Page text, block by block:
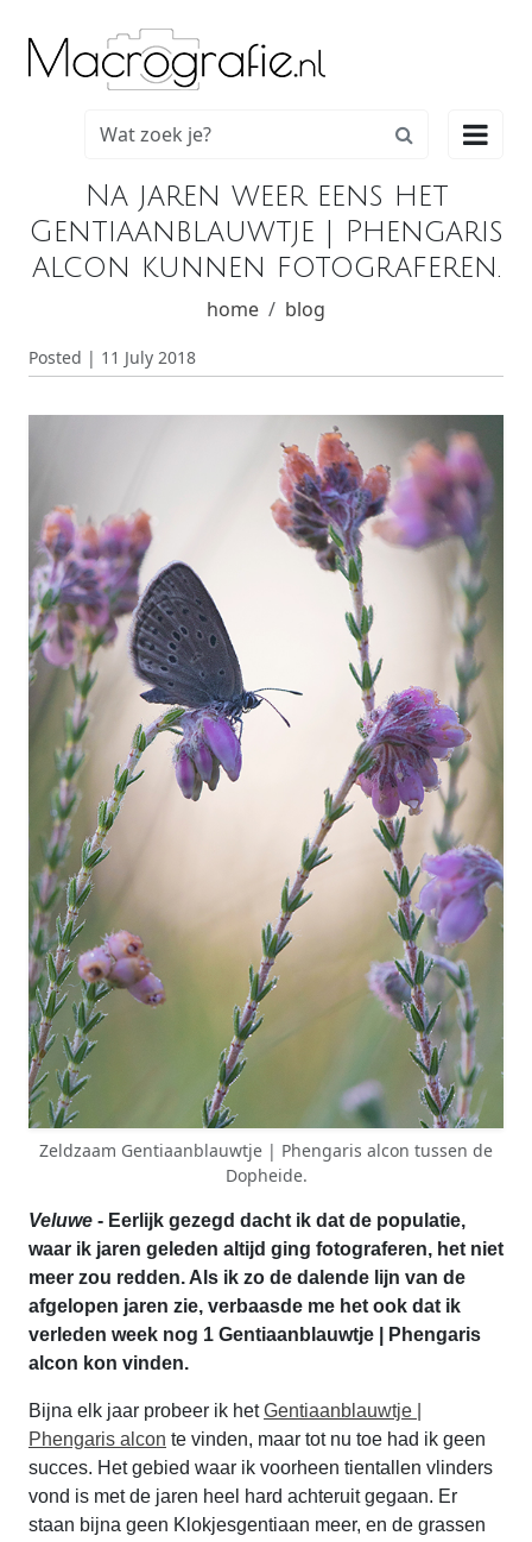

Na jaren weer eens het
Gentiaanblauwtje | Phengaris
alcon kunnen fotograferen.
home blog
Posted | 11 July 2018
Zeldzaam Gentiaanblauwtje | Phengaris alcon tussen de
Dopheide.
Veluwe - Eerlijk gezegd dacht ik dat de populatie,
waar ik jaren geleden altijd ging fotograferen, het niet
meer zou redden. Als ik zo de dalende lijn van de
afgelopen jaren zie, verbaasde me het ook dat ik
verleden week nog 1 Gentiaanblauwtje | Phengaris
alcon kon vinden.
Bijna elk jaar probeer ik hetGentiaanblauwtje |
Phengaris alcon te vinden, maar tot nu toe had ik geen
succes. Het gebied waar ik voorheen tientallen vlinders
vond is met de jaren heel hard achteruit gegaan. Er
staan bijna geen Klokjesgentiaan meer, en de grassen